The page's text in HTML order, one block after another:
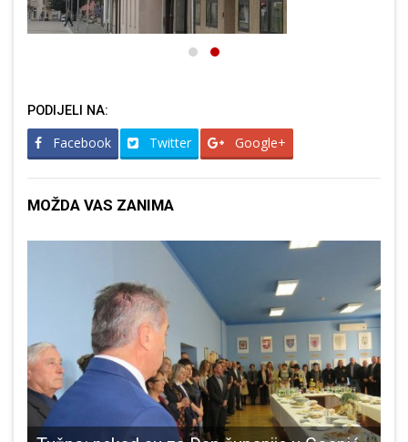
PODIJELI NA:
Facebook Twitter Google+
MOŽDA VAS ZANIMA